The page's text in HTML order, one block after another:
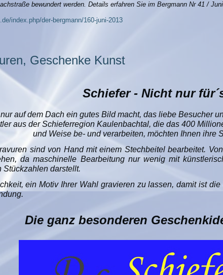
bewundert werden. Details erfahren Sie im Bergmann Nr 41 /
index.php/der-bergmann/160-juni-2013
Geschenke Kunst
Schiefer - Nicht nur
auf dem Dach ein gutes Bild macht, das liebe Besucher
aus der Schieferregion Kaulenbachtal, die das 400
und Weise be- und verarbeiten, möchten Ihnen ihre
sind von Hand mit einem Stechbeitel bearbeitet.
da maschinelle Bearbeitung nur wenig mit
Stückzahlen darstellt.
ein Motiv Ihrer Wahl gravieren zu lassen, damit ist
Die ganz besonderen